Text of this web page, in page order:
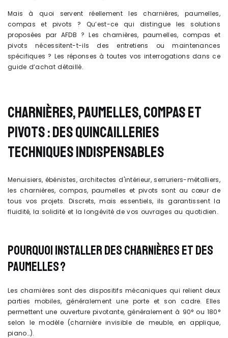
Mais à quoi servent réellement les charnières, paumelles,
compas et pivots ? Qu’est-ce qui distingue les solutions
proposées par AFDB ? Les charnières, paumelles, compas et
pivots nécessitent-t-ils des entretiens ou maintenances
spécifiques ? Les réponses à toutes vos interrogations dans ce
guide d’achat détaillé.
CHARNIÈRES, PAUMELLES, COMPAS ET
PIVOTS : DES QUINCAILLERIES
TECHNIQUES INDISPENSABLES
Menuisiers, ébénistes, architectes d'intérieur, serruriers-métalliers,
les charnières, compas, paumelles et pivots sont au cœur de
tous vos projets. Discrets, mais essentiels, ils garantissent la
fluidité, la solidité et la longévité de vos ouvrages au quotidien.
POURQUOI INSTALLER DES CHARNIÈRES ET DES
PAUMELLES ?
Les charnières sont des dispositifs mécaniques qui relient deux
parties mobiles, généralement une porte et son cadre. Elles
permettent une ouverture pivotante, généralement à 90° ou 180°
selon le modèle (charnière invisible de meuble, en applique,
piano…).